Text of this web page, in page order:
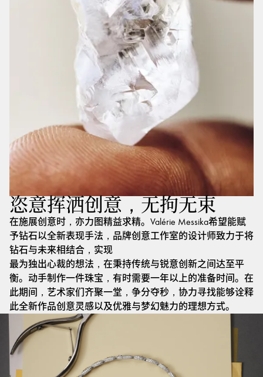
恣意挥洒创意，无拘无束
在施展创意时，亦力图精益求精。Valérie Messika希望能赋
予钻石以全新表现手法，品牌创意工作室的设计师致力于将
钻石与未来相结合，实现
最为独出心裁的想法，在秉持传统与锐意创新之间达至平
衡。动手制作一件珠宝，有时需要一年以上的准备时间。在
此期间，艺术家们齐聚一堂，争分夺秒，协力寻找能够诠释
此全新作品创意灵感以及优雅与梦幻魅力的理想方式。